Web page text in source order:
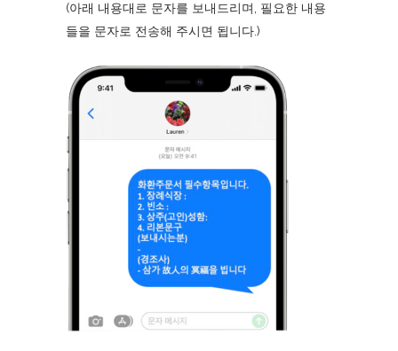
(아래 내용대로 문자를 보내드리며, 필요한 내용
들을 문자로 전송해 주시면 됩니다.)